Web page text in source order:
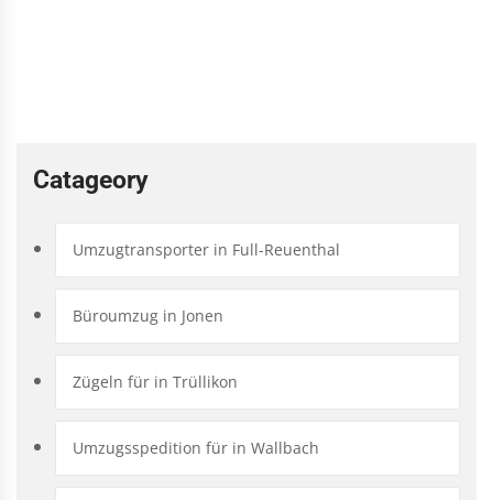
Catageory
Umzugtransporter in Full-Reuenthal
Büroumzug in Jonen
Zügeln für in Trüllikon
Umzugsspedition für in Wallbach